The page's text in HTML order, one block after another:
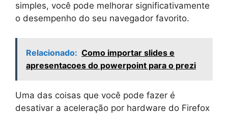
simples, você pode melhorar significativamente
o desempenho do seu navegador favorito.
Relacionado: Como importar slides e
apresentacoes do powerpoint para o prezi
Uma das coisas que você pode fazer é
desativar a aceleração por hardware do Firefox